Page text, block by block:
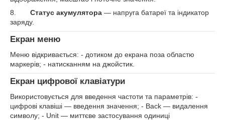
8. Статус акумулятора — напруга батареї та індикатор
заряду.
Екран меню
Меню відкривається: - дотиком до екрана поза областю
маркерів; - натисканням на джойстик.
Екран цифрової клавіатури
Використовується для введення частоти та параметрів: -
цифрові клавіші — введення значення; - Back — видалення
символу; - Unit — миттєве застосування одиниці